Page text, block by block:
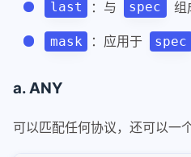
last ：与 spec 组
mask ：应用于 spec
a. ANY
可以匹配任何协议，还可以一